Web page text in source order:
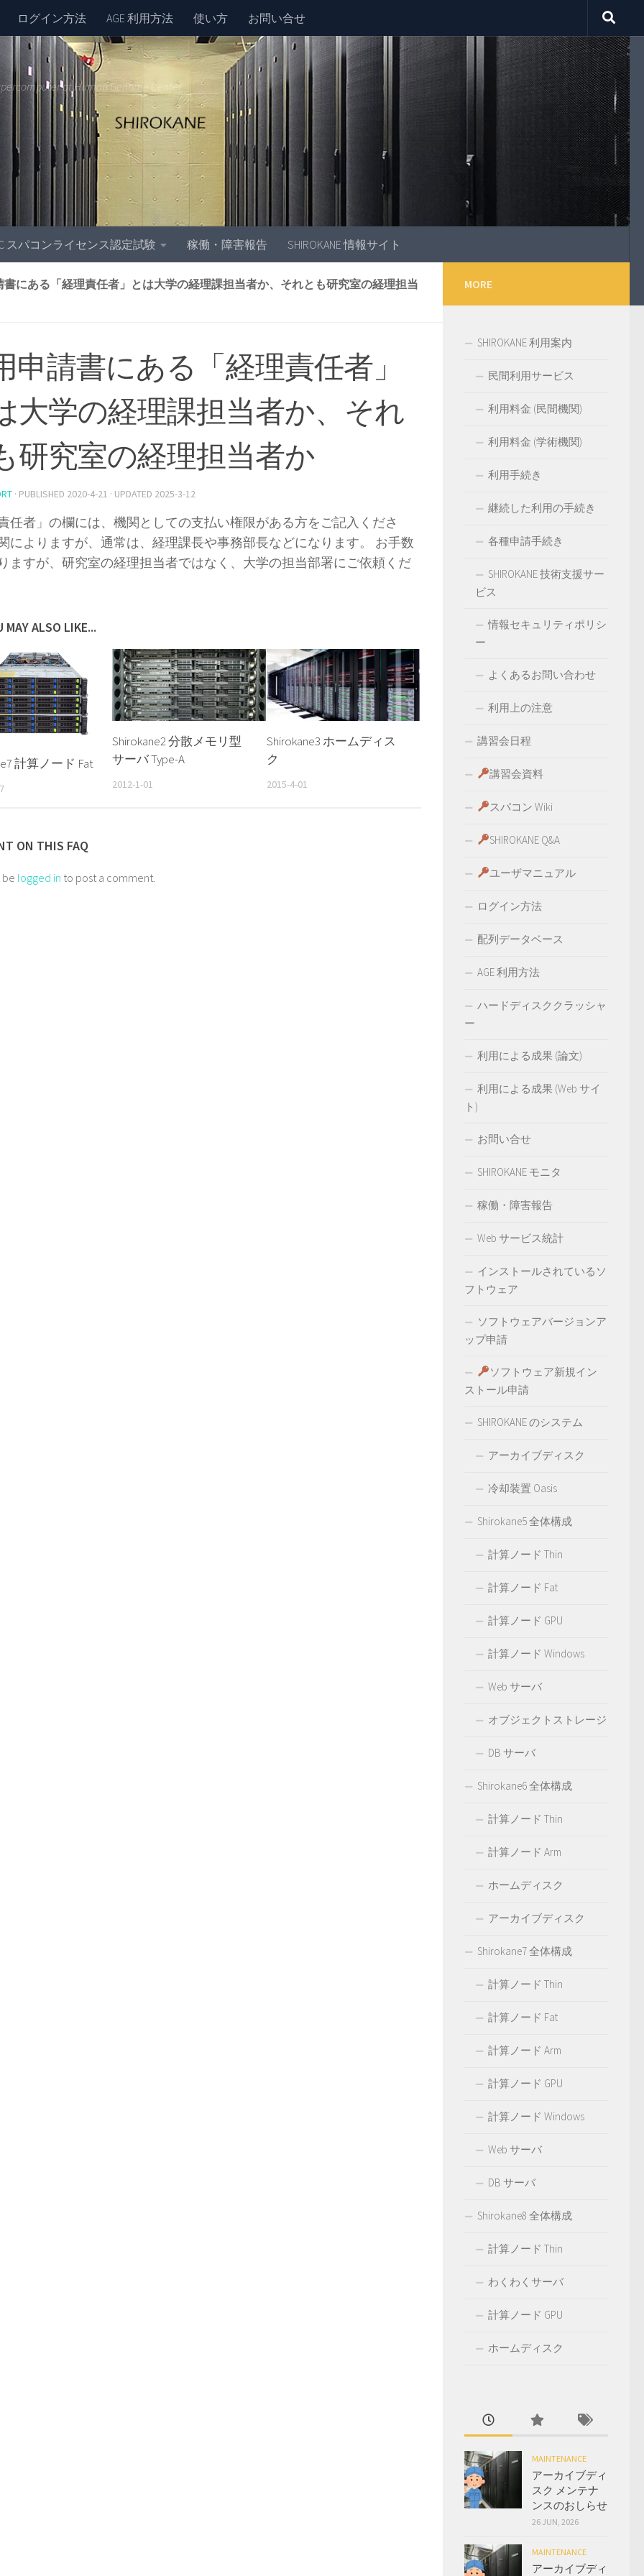
ログイン方法 AGE 利用方法 使い方 お問い合せ
at Human Genome Center
スパコンライセンス認定試験 稼働・障害報告 SHIROKANE 情報サイト
書にある「経理責任者」とは大学の経理課担当者か、それとも研究室の経理担当
申請書にある「経理責任者」
大学の経理課担当者か、それ
研究室の経理担当者か
· PUBLISHED 2020-4-21 · UPDATED 2025-3-12
任者」の欄には、機関としての支払い権限がある方をご記入くださ
によりますが、通常は、経理課長や事務部長などになります。 お手数
ますが、研究室の経理担当者ではなく、大学の担当部署にご依頼くだ
MAY ALSO LIKE...
計算ノード Fat
Shirokane2 分散メモリ型
サーバ Type-A
2012-1-01
Shirokane3 ホームディス
ク
2015-4-01
ON THIS FAQ
be logged in to post a comment.
MORE
SHIROKANE 利用案内
民間利用サービス
利用料金 (民間機関)
利用料金 (学術機関)
利用手続き
継続した利用の手続き
各種申請手続き
SHIROKANE 技術支援サー
ビス
情報セキュリティポリシ
ー
よくあるお問い合わせ
利用上の注意
講習会日程
講習会資料
スパコン Wiki
SHIROKANE Q&A
ユーザマニュアル
ログイン方法
配列データベース
AGE 利用方法
ハードディスククラッシャ
ー
利用による成果 (論文)
利用による成果 (Web サイ
ト)
お問い合せ
SHIROKANE モニタ
稼働・障害報告
Web サービス統計
インストールされているソ
フトウェア
ソフトウェアバージョンア
ップ申請
ソフトウェア新規イン
ストール申請
SHIROKANE のシステム
アーカイブディスク
冷却装置 Oasis
Shirokane5 全体構成
計算ノード Thin
計算ノード Fat
計算ノード GPU
計算ノード Windows
Web サーバ
オブジェクトストレージ
DB サーバ
Shirokane6 全体構成
計算ノード Thin
計算ノード Arm
ホームディスク
アーカイブディスク
Shirokane7 全体構成
計算ノード Thin
計算ノード Fat
計算ノード Arm
計算ノード GPU
計算ノード Windows
Web サーバ
DB サーバ
Shirokane8 全体構成
計算ノード Thin
わくわくサーバ
計算ノード GPU
ホームディスク
MAINTENANCE
アーカイブディ
スク メンテナ
ンスのおしらせ
26 JUN, 2026
MAINTENANCE
アーカイブディ